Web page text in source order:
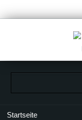
Startseite